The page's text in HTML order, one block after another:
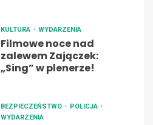
KULTURA WYDARZENIA
Filmowe noce nad
zalewem Zajączek:
„Sing” w plenerze!
BEZPIECZEŃSTWO
POLICJA
WYDARZENIA